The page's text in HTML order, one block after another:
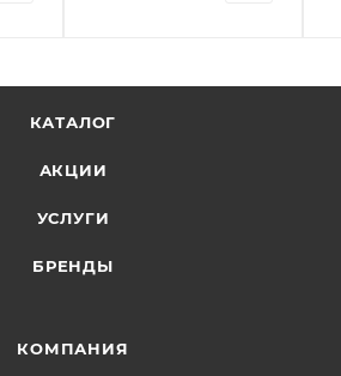
КАТАЛОГ
АКЦИИ
УСЛУГИ
БРЕНДЫ
КОМПАНИЯ